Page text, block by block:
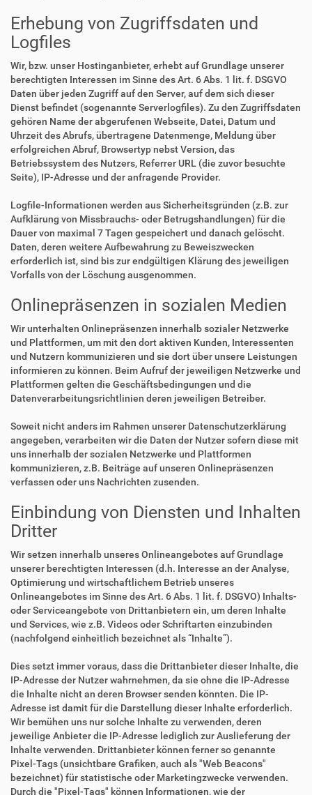
Erhebung von Zugriffsdaten und
Logfiles
Wir, bzw. unser Hostinganbieter, erhebt auf Grundlage unserer
berechtigten Interessen im Sinne des Art. 6 Abs. 1 lit. f. DSGVO
Daten über jeden Zugriff auf den Server, auf dem sich dieser
Dienst befindet (sogenannte Serverlogfiles). Zu den Zugriffsdaten
gehören Name der abgerufenen Webseite, Datei, Datum und
Uhrzeit des Abrufs, übertragene Datenmenge, Meldung über
erfolgreichen Abruf, Browsertyp nebst Version, das
Betriebssystem des Nutzers, Referrer URL (die zuvor besuchte
Seite), IP-Adresse und der anfragende Provider.
Logfile-Informationen werden aus Sicherheitsgründen (z.B. zur
Aufklärung von Missbrauchs- oder Betrugshandlungen) für die
Dauer von maximal 7 Tagen gespeichert und danach gelöscht.
Daten, deren weitere Aufbewahrung zu Beweiszwecken
erforderlich ist, sind bis zur endgültigen Klärung des jeweiligen
Vorfalls von der Löschung ausgenommen.
Onlinepräsenzen in sozialen Medien
Wir unterhalten Onlinepräsenzen innerhalb sozialer Netzwerke
und Plattformen, um mit den dort aktiven Kunden, Interessenten
und Nutzern kommunizieren und sie dort über unsere Leistungen
informieren zu können. Beim Aufruf der jeweiligen Netzwerke und
Plattformen gelten die Geschäftsbedingungen und die
Datenverarbeitungsrichtlinien deren jeweiligen Betreiber.
Soweit nicht anders im Rahmen unserer Datenschutzerklärung
angegeben, verarbeiten wir die Daten der Nutzer sofern diese mit
uns innerhalb der sozialen Netzwerke und Plattformen
kommunizieren, z.B. Beiträge auf unseren Onlinepräsenzen
verfassen oder uns Nachrichten zusenden.
Einbindung von Diensten und Inhalten
Dritter
Wir setzen innerhalb unseres Onlineangebotes auf Grundlage
unserer berechtigten Interessen (d.h. Interesse an der Analyse,
Optimierung und wirtschaftlichem Betrieb unseres
Onlineangebotes im Sinne des Art. 6 Abs. 1 lit. f. DSGVO) Inhalts-
oder Serviceangebote von Drittanbietern ein, um deren Inhalte
und Services, wie z.B. Videos oder Schriftarten einzubinden
(nachfolgend einheitlich bezeichnet als “Inhalte”).
Dies setzt immer voraus, dass die Drittanbieter dieser Inhalte, die
IP-Adresse der Nutzer wahrnehmen, da sie ohne die IP-Adresse
die Inhalte nicht an deren Browser senden könnten. Die IP-
Adresse ist damit für die Darstellung dieser Inhalte erforderlich.
Wir bemühen uns nur solche Inhalte zu verwenden, deren
jeweilige Anbieter die IP-Adresse lediglich zur Auslieferung der
Inhalte verwenden. Drittanbieter können ferner so genannte
Pixel-Tags (unsichtbare Grafiken, auch als "Web Beacons"
bezeichnet) für statistische oder Marketingzwecke verwenden.
Durch die "Pixel-Tags" können Informationen, wie der